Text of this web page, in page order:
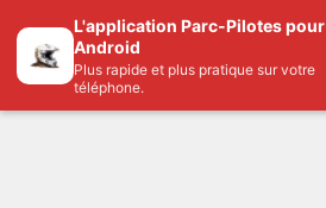
L'application Parc-Pilotes pour
Android
Plus rapide et plus pratique sur votre
téléphone.
Parc-pilotes.com